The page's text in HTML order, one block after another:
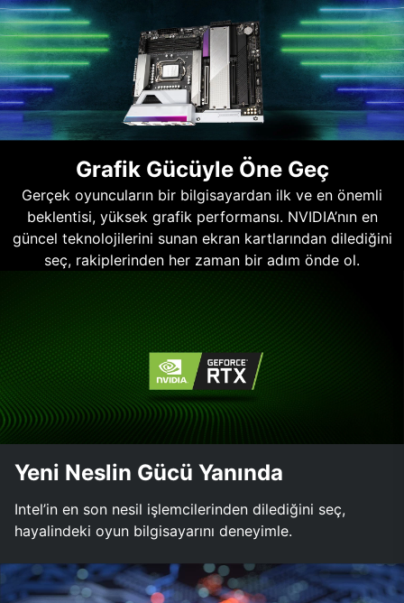
Grafik Gücüyle Öne Geç
Gerçek oyuncuların bir bilgisayardan ilk ve en önemli
beklentisi, yüksek grafik performansı. NVIDIA’nın en
güncel teknolojilerini sunan ekran kartlarından dilediğini
seç, rakiplerinden her zaman bir adım önde ol.
Yeni Neslin Gücü Yanında
Intel’in en son nesil işlemcilerinden dilediğini seç,
hayalindeki oyun bilgisayarını deneyimle.